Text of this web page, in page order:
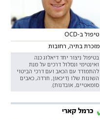
טיפול ב-OCD
מזכרת בתיה, רחובות
בטיפול ניצור יחד דיאלוג כנה
ואינטימי ונסלול דרכים על מנת
להתמודד עם הכאב ועם דרכי הביטוי
השונות שלו (דיכאון, חרדה, כאבים
סומאטיים, אובדנות).
כרמל קארי